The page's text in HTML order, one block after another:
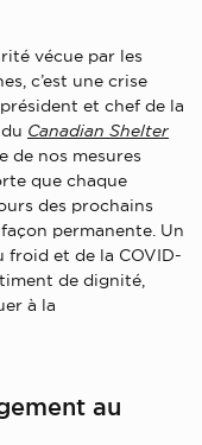
vécue par les
c’est une crise
et chef de la
Canadian Shelter
de nos mesures
que chaque
des prochains
permanente. Un
froid et de la COVID-
de dignité,
à la
au